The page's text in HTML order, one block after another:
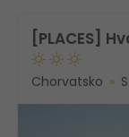
[PLACES]
Chorvatsko